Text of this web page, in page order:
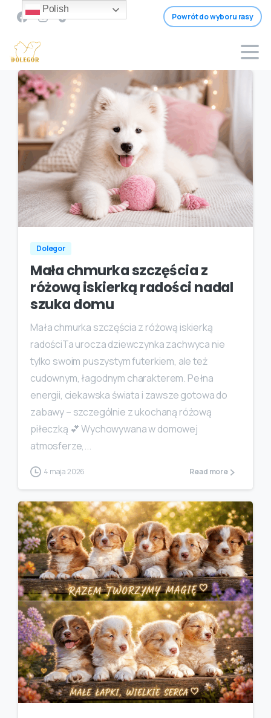
Powrót do wyboru rasy
Dolegor
Mała chmurka szczęścia z
różową iskierką radości nadal
szuka domu
Mała chmurka szczęścia z różową iskierką
radościTa urocza dziewczynka zachwyca nie
tylko swoim puszystym futerkiem, ale też
cudownym, łagodnym charakterem. Pełna
energii, ciekawska świata i zawsze gotowa do
zabawy – szczególnie z ukochaną różową
piłeczką 💕 Wychowywana w domowej
atmosferze,...
4 maja 2026 Read more
Polish